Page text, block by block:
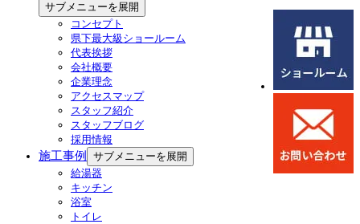
サブメニューを展開
コンセプト
県下最大級ショールーム
代表挨拶
会社概要
企業理念
アクセスマップ
スタッフ紹介
スタッフブログ
採用情報
施工事例
サブメニューを展開
給湯器
キッチン
浴室
トイレ